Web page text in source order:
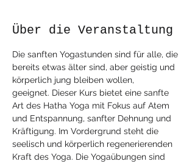
Über die Veranstaltung
Die sanften Yogastunden sind für alle, die
bereits etwas älter sind, aber geistig und
körperlich jung bleiben wollen,
geeignet. Dieser Kurs bietet eine sanfte
Art des Hatha Yoga mit Fokus auf Atem
und Entspannung, sanfter Dehnung und
Kräftigung. Im Vordergrund steht die
seelisch und körperlich regenerierenden
Kraft des Yoga. Die Yogaübungen sind